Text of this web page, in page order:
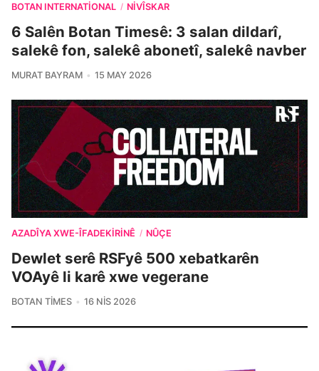
BOTAN INTERNATIONAL / NIVÎSKAR
6 Salên Botan Timesê: 3 salan dildarî,
salekê fon, salekê abonetî, salekê navber
MURAT BAYRAM 15 MAY 2026
AZADÎYA XWE-ÎFADEKIRINÊ / NÛÇE
Dewlet serê RSFyê 500 xebatkarên
VOAyê li karê xwe vegerane
BOTAN TIMES 16 NIS 2026